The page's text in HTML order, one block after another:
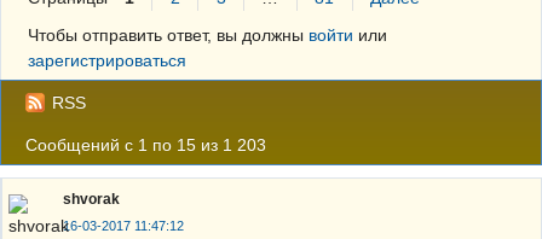
Поиск
Регистрация
Вход
Чтобы отправить ответ, вы должны войти или
зарегистрироваться
RSS
Сообщений с 1 по 15 из 1 203
shvorak
16-03-2017 11:47:12